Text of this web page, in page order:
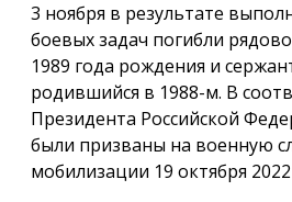
3 ноября в результате
боевых задач погибли
1989 года рождения и
родившийся в 1988-м. В
Президента Российской
были призваны на военную
мобилизации 19 октября 2022